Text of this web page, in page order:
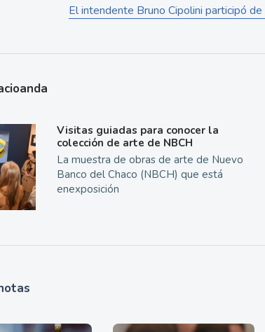
El intendente Bruno Cipolini participó
Visitas guiadas para conocer la
colección de arte de NBCH
La muestra de obras de arte de Nuevo
Banco del Chaco (NBCH) que está
enexposición